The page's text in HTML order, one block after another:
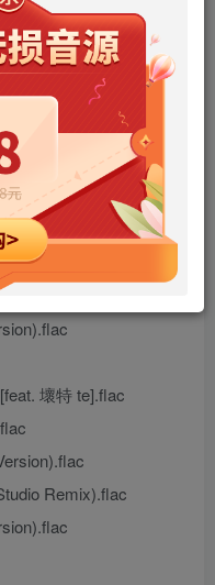
永久会员免费
陆后购买，可保存购买订单
Version).flac
壞特 te].flac
Remix).flac